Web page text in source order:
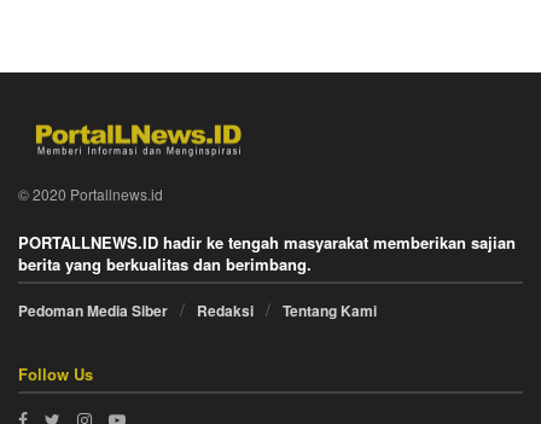
© 2020 Portallnews.id
PORTALLNEWS.ID hadir ke tengah masyarakat memberikan sajian
berita yang berkualitas dan berimbang.
Pedoman Media Siber Redaksi Tentang Kami
Follow Us